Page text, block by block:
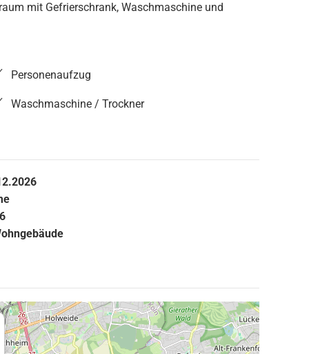
mit Gefrierschrank, Waschmaschine und
Personenaufzug
Waschmaschine / Trockner